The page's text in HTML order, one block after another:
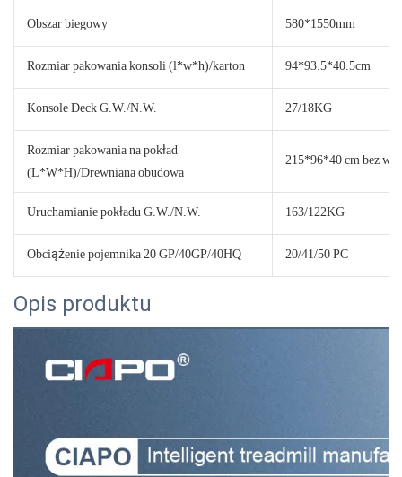
Obszar biegowy 580*1550mm
Rozmiar pakowania konsoli (l*w*h)/karton 94*93.5*40.5cm
Konsole Deck G.W./N.W. 27/18KG
Rozmiar pakowania na pokład
(L*W*H)/Drewniana obudowa
215*96*40 cm bez
Uruchamianie pokładu G.W./N.W. 163/122KG
Obciążenie pojemnika 20 GP/40GP/40HQ 20/41/50 PC
Opis produktu